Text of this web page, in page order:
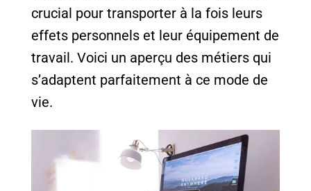
crucial pour transporter à la fois leurs
effets personnels et leur équipement de
travail. Voici un aperçu des métiers qui
s’adaptent parfaitement à ce mode de
vie.